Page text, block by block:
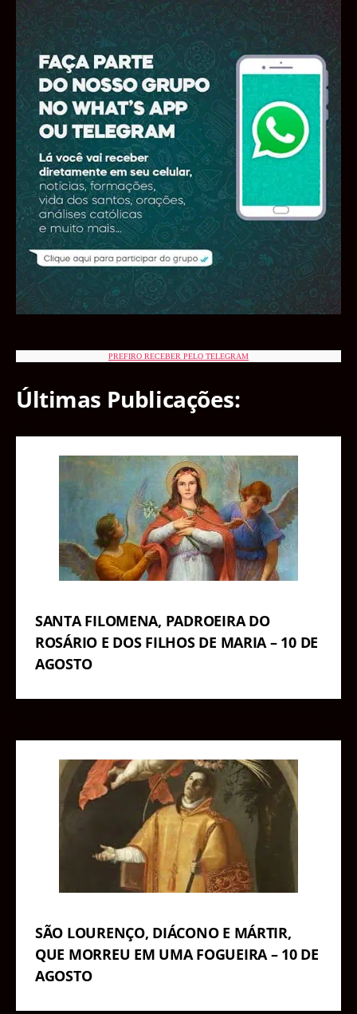
PREFIRO RECEBER PELO TELEGRAM
Últimas Publicações:
SANTA FILOMENA, PADROEIRA DO
ROSÁRIO E DOS FILHOS DE MARIA – 10 DE
AGOSTO
SÃO LOURENÇO, DIÁCONO E MÁRTIR,
QUE MORREU EM UMA FOGUEIRA – 10 DE
AGOSTO